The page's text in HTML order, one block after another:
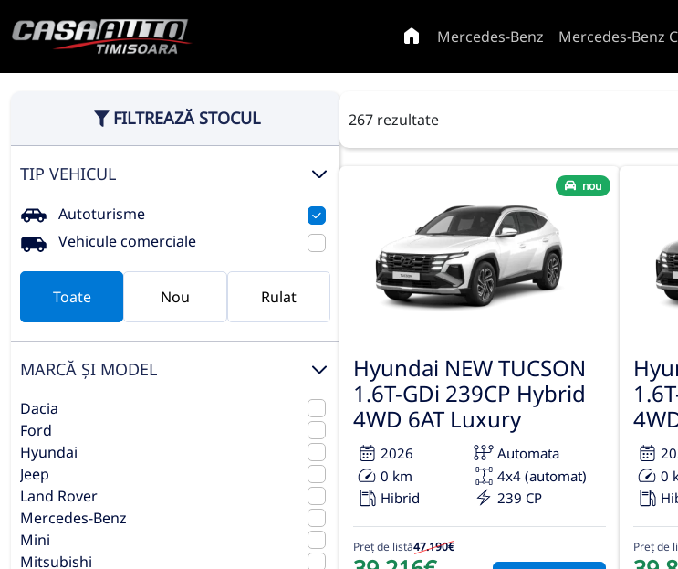
Mercedes-Benz Mercedes-Benz
FILTREAZĂ STOCUL
TIP VEHICUL
Autoturisme
Vehicule comerciale
Toate Nou Rulat
MARCĂ ȘI MODEL
Dacia
Ford
Hyundai
Jeep
Land Rover
Mercedes-Benz
Mini
Mitsubishi
267 rezultate
nou
Hyundai NEW TUCSON
1.6T-GDi 239CP Hybrid
4WD 6AT Luxury
2026
Automata
0 km
4x4 (automat)
Hibrid
239 CP
Preț de listă47.190€
0
Preț de